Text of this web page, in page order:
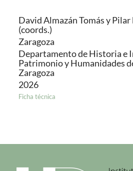
David Almazán Tomás y
(coords.)
Zaragoza
Departamento de Historia e
Patrimonio y Humanidades
Zaragoza
2026
Ficha técnica